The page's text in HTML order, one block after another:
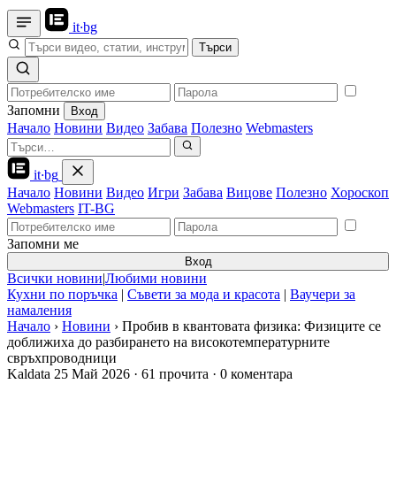
it·bg
Търси
Запомни Вход
Начало Новини Видео Забава Полезно Webmasters
it·bg
Начало Новини Видео Игри Забава Вицове Полезно Хороскоп
Webmasters IT-BG
Запомни ме
Вход
Всички новини|Любими новини
Кухни по поръчка | Съвети за мода и красота | Ваучери за
намаления
Начало › Новини › Пробив в квантовата физика: Физиците се
доближиха до разбирането на високотемпературните
свръхпроводници
Kaldata 25 Май 2026 · 61 прочита · 0 коментара